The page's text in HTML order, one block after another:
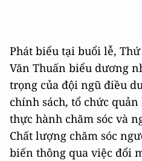
Phát biểu tại buổi lễ,
Văn Thuấn biểu dương
trọng của đội ngũ điều
chính sách, tổ chức quản
thực hành chăm sóc và
Chất lượng chăm sóc
biến thông qua việc đổi